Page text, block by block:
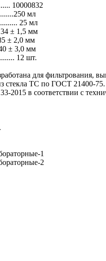
10000832
мл
25 мл
± 1,5 мм
± 2,0 мм
± 3,0 мм
12 шт.
для фильтрования,
стекла ТС по ГОСТ 21400-75.
2015 в соответствии с
1
2